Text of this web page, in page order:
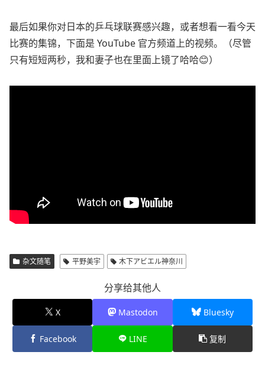
最后如果你对日本的乒乓球联赛感兴趣，或者想看一看今天
比赛的集锦，下面是 YouTube 官方频道上的视频。（尽管
只有短短两秒，我和妻子也在里面上镜了哈哈😊）
杂文随笔 平野美宇 木下アビエル神奈川
分享给其他人
X Mastodon Bluesky
Facebook LINE 复制